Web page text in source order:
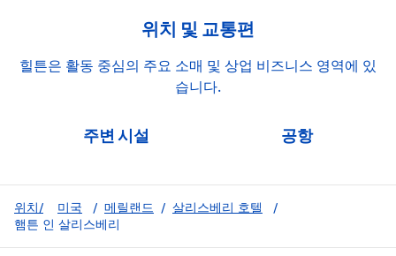
위치 및 교통편
힐튼은 활동 중심의 주요 소매 및 상업 비즈니스 영역에 있
습니다.
주변 시설 공항
위치/ 미국 / 메릴랜드 / 살리스베리 호텔
/
햄튼 인 살리스베리